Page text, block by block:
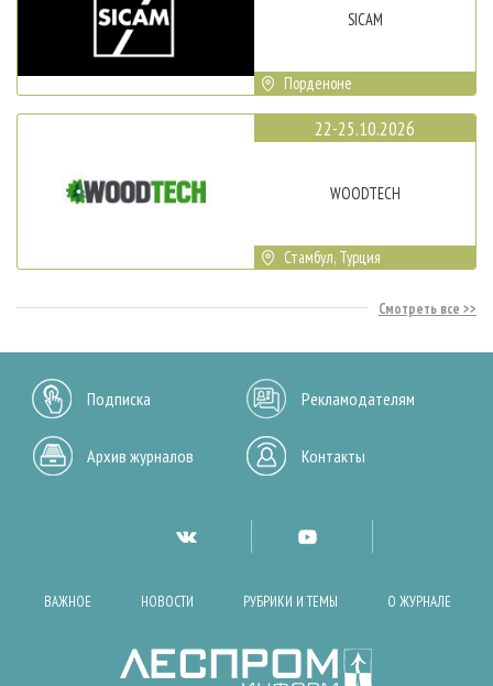
SICAM
Порденоне
22-25.10.2026
WOODTECH
Стамбул, Турция
Смотреть все
Подписка Рекламодателям
Архив журналов Контакты
ВАЖНОЕ НОВОСТИ РУБРИКИ И ТЕМЫ О ЖУРНАЛЕ